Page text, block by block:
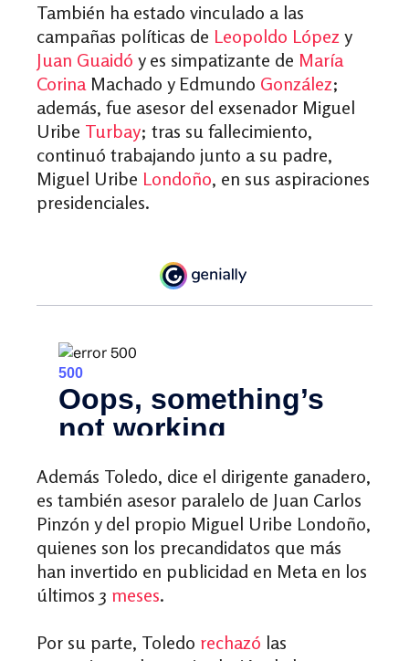
También ha estado vinculado a las
campañas políticas de Leopoldo López y
Juan Guaidó y es simpatizante de María
CorinaMachado y Edmundo González;
además, fue asesor del exsenador Miguel
Uribe Turbay; tras su fallecimiento,
continuó trabajando junto a su padre,
Miguel Uribe Londoño, en sus aspiraciones
presidenciales.
Además Toledo, dice el dirigente ganadero,
es también asesor paralelo de Juan Carlos
Pinzón y del propio Miguel Uribe Londoño,
quienes son los precandidatos que más
han invertido en publicidad en Meta en los
últimos 3 meses.
Por su parte, Toledo rechazó las